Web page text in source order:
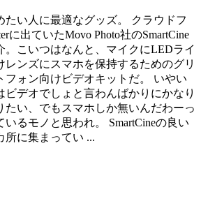
たい人に最適なグッズ。 クラウドフ
に出ていたMovo Photo社のSmartCine
。こいつはなんと、マイクにLEDライ
レンズにスマホを保持するためのグリ
フォン向けビデオキットだ。 いやい
ビデオでしょと言わんばかりにかなり
たい、でもスマホしか無いんだわーっ
るモノと思われ。 SmartCineの良い
所に集まってい ...